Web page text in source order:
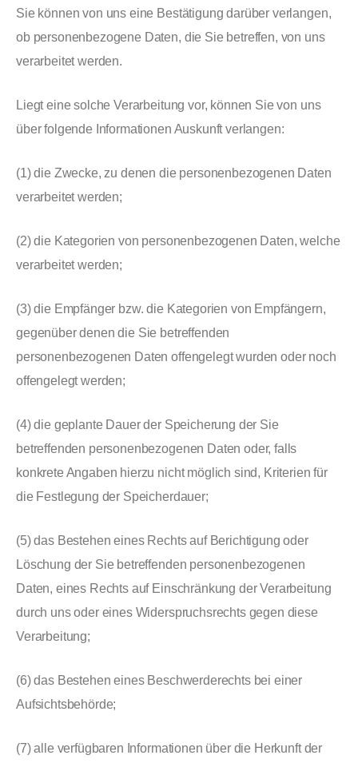
Sie können von uns eine Bestätigung darüber verlangen,
ob personenbezogene Daten, die Sie betreffen, von uns
verarbeitet werden.
Liegt eine solche Verarbeitung vor, können Sie von uns
über folgende Informationen Auskunft verlangen:
(1) die Zwecke, zu denen die personenbezogenen Daten
verarbeitet werden;
(2) die Kategorien von personenbezogenen Daten, welche
verarbeitet werden;
(3) die Empfänger bzw. die Kategorien von Empfängern,
gegenüber denen die Sie betreffenden
personenbezogenen Daten offengelegt wurden oder noch
offengelegt werden;
(4) die geplante Dauer der Speicherung der Sie
betreffenden personenbezogenen Daten oder, falls
konkrete Angaben hierzu nicht möglich sind, Kriterien für
die Festlegung der Speicherdauer;
(5) das Bestehen eines Rechts auf Berichtigung oder
Löschung der Sie betreffenden personenbezogenen
Daten, eines Rechts auf Einschränkung der Verarbeitung
durch uns oder eines Widerspruchsrechts gegen diese
Verarbeitung;
(6) das Bestehen eines Beschwerderechts bei einer
Aufsichtsbehörde;
(7) alle verfügbaren Informationen über die Herkunft der